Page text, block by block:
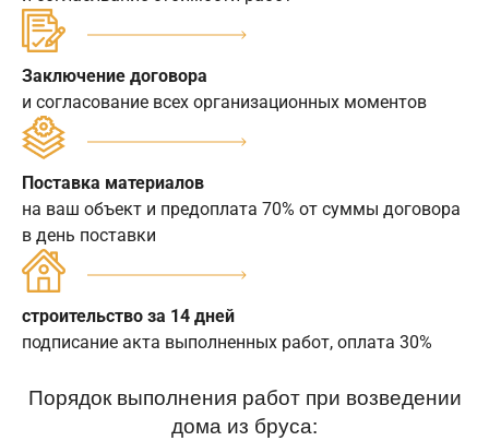
Заключение договора
и согласование всех организационных моментов
Поставка материалов
на ваш объект и предоплата 70% от суммы договора
в день поставки
строительство за 14 дней
подписание акта выполненных работ, оплата 30%
Порядок выполнения работ при возведении
дома из бруса: